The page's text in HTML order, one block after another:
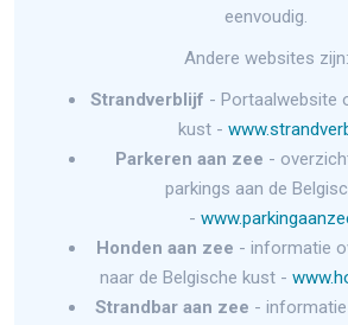
eenvoudig.
Andere websites zijn:
Strandverblijf - Portaalwebsite
kust -
Parkeren aan zee -
parkings aan de
-
Honden aan zee - informatie
naar de Belgische kust -
Strandbar aan zee -